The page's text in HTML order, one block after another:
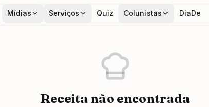
Mídias Serviços Quiz Colunistas DiaDe
Receita não encontrada